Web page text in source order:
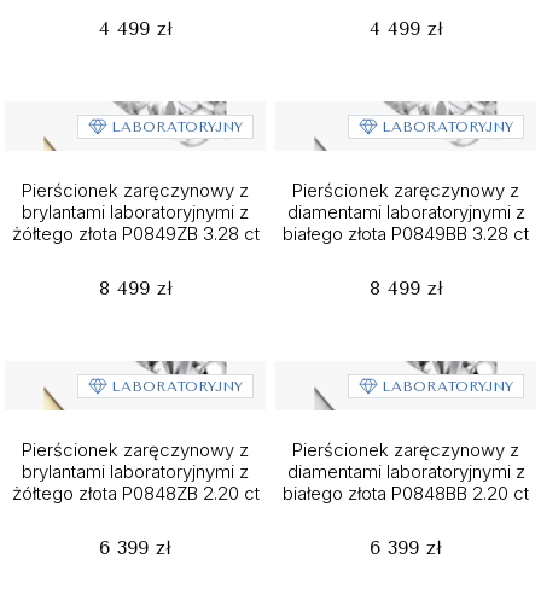
4 499 zł 4 499 zł
LABORATORYJNY
Pierścionek zaręczynowy z
brylantami laboratoryjnymi z
żółtego złota P0849ZB 3.28 ct
8 499 zł
LABORATORYJNY
Pierścionek zaręczynowy z
diamentami laboratoryjnymi z
białego złota P0849BB 3.28 ct
8 499 zł
LABORATORYJNY
Pierścionek zaręczynowy z
brylantami laboratoryjnymi z
żółtego złota P0848ZB 2.20 ct
6 399 zł
LABORATORYJNY
Pierścionek zaręczynowy z
diamentami laboratoryjnymi z
białego złota P0848BB 2.20 ct
6 399 zł